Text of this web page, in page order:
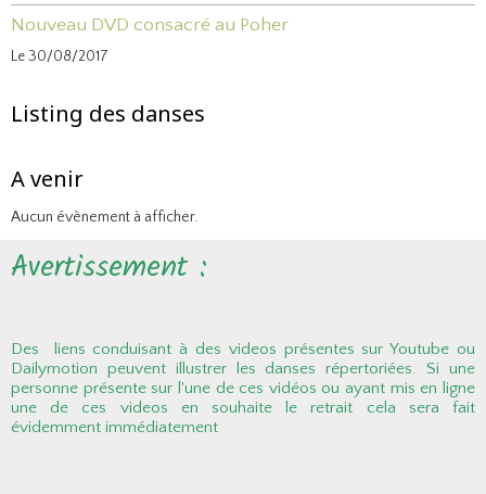
Nouveau DVD consacré au Poher
Le 30/08/2017
Listing des danses
A venir
Aucun évènement à afficher.
Avertissement :
Des liens conduisant à des videos présentes sur Youtube ou
Dailymotion peuvent illustrer les danses répertoriées. Si une
personne présente sur l'une de ces vidéos ou ayant mis en ligne
une de ces videos en souhaite le retrait cela sera fait
évidemment immédiatement